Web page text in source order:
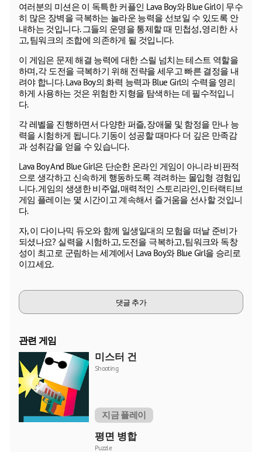
여러분의 미션은 이 독특한 커플인 Lava Boy와 Blue Girl이 무수
히 많은 장벽을 극복하는 놀라운 능력을 선보일 수 있도록 안
내하는 것입니다. 그들의 운명을 통제할 때 민첩성, 영리한 사
고, 팀워크의 조합에 의존하게 될 것입니다.
이 게임은 문제 해결 능력에 대한 스릴 넘치는 테스트 역할을
하며, 각 도전을 극복하기 위해 전략을 세우고 빠른 결정을 내
려야 합니다. Lava Boy의 화력 능력과 Blue Girl의 수력을 영리
하게 사용하는 것은 위험한 지형을 탐색하는 데 필수적입니
다.
각 레벨을 진행하면서 다양한 퍼즐, 장애물 및 함정을 만나 능
력을 시험하게 됩니다. 기동이 성공할 때마다 더 깊은 만족감
과 성취감을 얻을 수 있습니다.
Lava Boy And Blue Girl은 단순한 온라인 게임이 아니라 비판적
으로 생각하고 신속하게 행동하도록 격려하는 몰입형 경험입
니다. 게임의 생생한 비주얼, 매력적인 스토리라인, 인터랙티브
게임 플레이는 몇 시간이고 계속해서 즐거움을 선사할 것입니
다.
자, 이 다이나믹 듀오와 함께 일생일대의 모험을 떠날 준비가
되셨나요? 실력을 시험하고, 도전을 극복하고, 팀워크와 독창
성이 최고로 군림하는 세계에서 Lava Boy와 Blue Girl을 승리로
이끄세요.
댓글 추가
관련 게임
미스터 건
Shooting
지금 플레이
평면 병합
Puzzle